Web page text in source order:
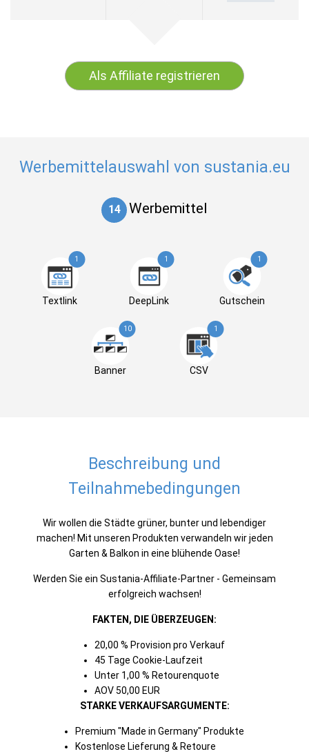
Als Affiliate registrieren
Werbemittelauswahl von sustania.eu
14 Werbemittel
1
Textlink
1
DeepLink
1
Gutschein
10
Banner
1
CSV
Beschreibung und
Teilnahmebedingungen
Wir wollen die Städte grüner, bunter und lebendiger
machen! Mit unseren Produkten verwandeln wir jeden
Garten & Balkon in eine blühende Oase!
Werden Sie ein Sustania-Affiliate-Partner - Gemeinsam
erfolgreich wachsen!
FAKTEN, DIE ÜBERZEUGEN:
20,00 % Provision pro Verkauf
45 Tage Cookie-Laufzeit
Unter 1,00 % Retourenquote
AOV 50,00 EUR
STARKE VERKAUFSARGUMENTE:
Premium "Made in Germany" Produkte
Kostenlose Lieferung & Retoure